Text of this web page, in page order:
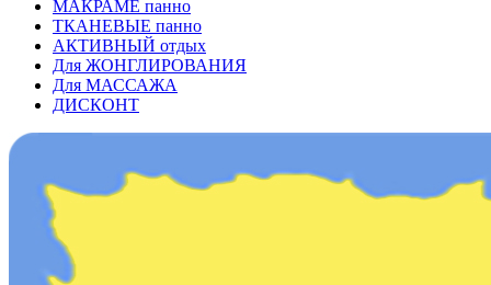
МАКРАМЕ панно
ТКАНЕВЫЕ панно
АКТИВНЫЙ отдых
Для ЖОНГЛИРОВАНИЯ
Для МАССАЖА
ДИСКОНТ